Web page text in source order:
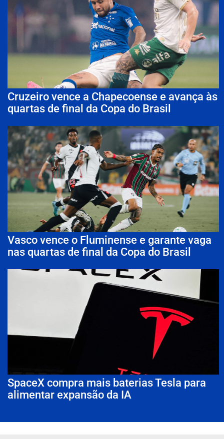
Cruzeiro vence a Chapecoense e avança às
quartas de final da Copa do Brasil
Vasco vence o Fluminense e garante vaga
nas quartas de final da Copa do Brasil
SpaceX compra mais baterias Tesla para
alimentar expansão da IA